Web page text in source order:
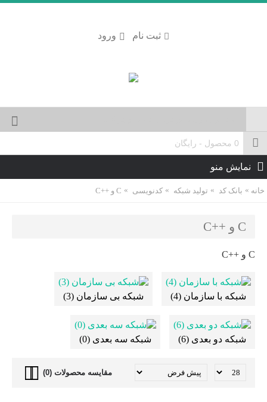
ورود ثبت نام
0 محصول - رایگان
نمایش منو
خانه بانک کد تولید شبکه کدنویسی C و ++C
C و ++C
C و ++C
شبکه با سازمان (4) شبکه بی سازمان (3)
شبکه دو بعدی (6) شبکه سه بعدی (0)
مقایسه محصولات (0)